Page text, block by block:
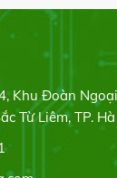
Khu Đoàn Ngoại
Từ Liêm, TP.